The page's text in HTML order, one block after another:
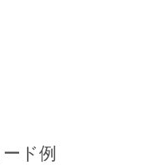
ド例